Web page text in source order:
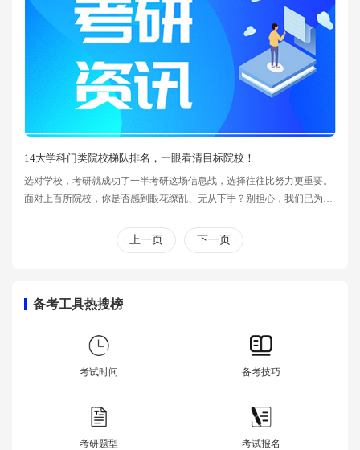
学历证书和
14大学科门类院校梯队排名，一眼看清目标院校！
选对学校，考研就成功了一半考研这场信息战，选择往往比努力更重要。
面对上百所院校，你是否感到眼花缭乱、无从下手？别担心，我们已为你
置！如何理解院校梯队？第一梯队：顶尖王者，国内TOP2，专业实力无
可争议第二梯队：C9联盟、专业顶尖强校，实力超群，行业标杆第三梯
上一页 下一页
备考工具热搜榜
考试时间 备考技巧
考研题型 考试报名